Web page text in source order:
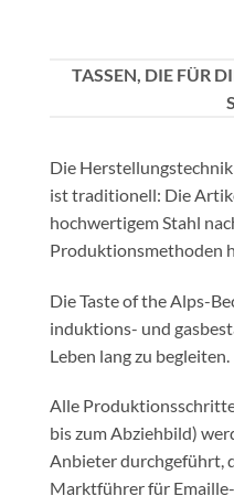
TASSEN, DIE FÜR
Die
ist traditionell: Die
hochwertigem Stahl
Produktionsmethoden
Die Taste of the Alps-
induktions- und
Leben lang zu begleiten.
Alle
bis zum Abziehbild)
Anbieter durchgeführt,
Marktführer für